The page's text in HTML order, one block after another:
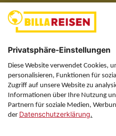
Über uns
Service
Information
Folgen Sie uns auf